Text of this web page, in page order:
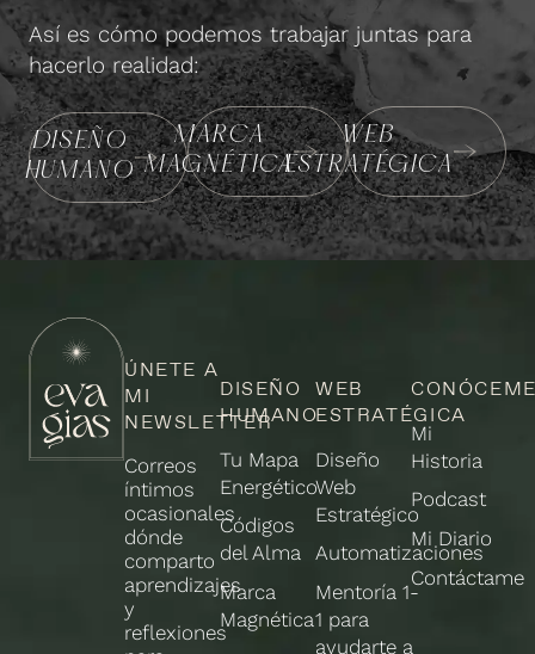
Así es cómo podemos trabajar juntas para
hacerlo realidad:
DISEÑO
HUMANO
MARCA
MAGNÉTICA
WEB
ESTRATÉGICA
ÚNETE A
MI
NEWSLETTER
Correos
íntimos
ocasionales
dónde
comparto
aprendizajes
y
reflexiones
DISEÑO
HUMANO
Tu Mapa
Energético
Códigos
del Alma
Marca
Magnética
WEB
ESTRATÉGICA
Diseño
Web
Estratégico
Automatizaciones
Mentoría 1-
1 para
ayudarte a
Mi
Historia
Podcast
Mi Diario
Contáctame